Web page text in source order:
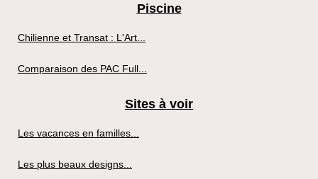
Piscine
Chilienne et Transat : L'Art...
Comparaison des PAC Full...
Sites à voir
Les vacances en familles...
Les plus beaux designs...